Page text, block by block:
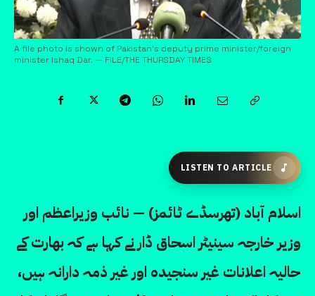
A file photo is shown of Pakistan's deputy prime minister/foreign
minister Ishaq Dar. — FILE/THE THURSDAY TIMES
LISTEN TO ARTICLE
اسلام آباد (تھرسڈے ٹائمز) — نائب وزیراعظم اور
وزیر خارجہ سینیٹر اسحاق ڈار نے کہا ہے کہ بھارت کے
حالیہ اعلانات غیر سنجیدہ اور غیر ذمہ دارانہ ہیں،